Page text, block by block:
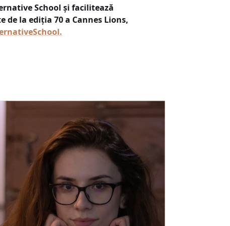
School și facilitează
la ediția 70 a Cannes Lions,